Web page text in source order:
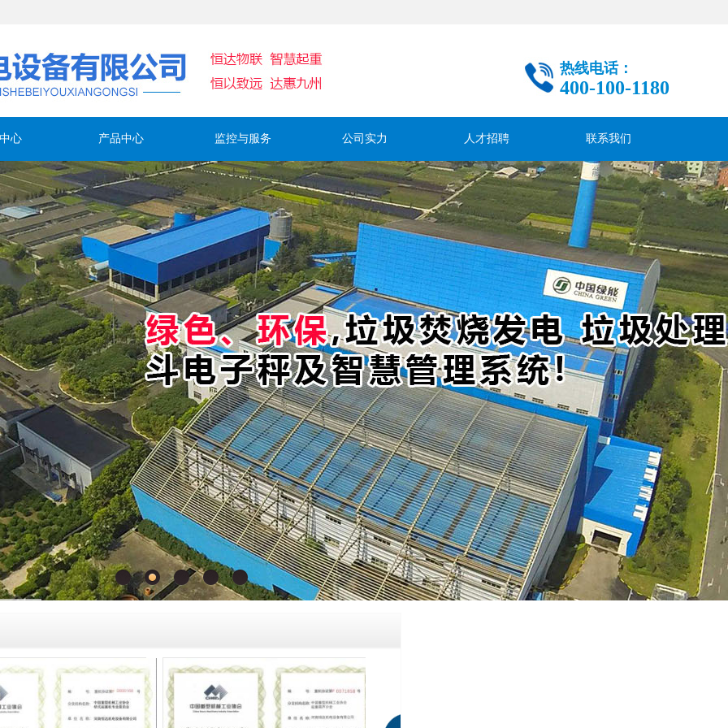
热线电话：
400-100-1180
心 产品中心 监控与服务 公司实力 人才招聘 联系我们